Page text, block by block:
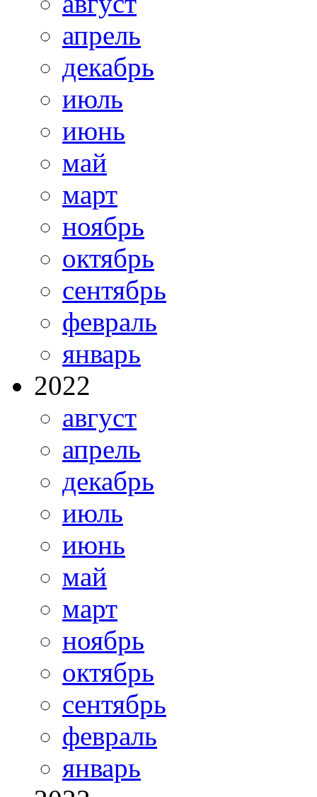
апрель
декабрь
июль
июнь
май
март
ноябрь
октябрь
сентябрь
февраль
январь
2022
август
апрель
декабрь
июль
июнь
май
март
ноябрь
октябрь
сентябрь
февраль
январь